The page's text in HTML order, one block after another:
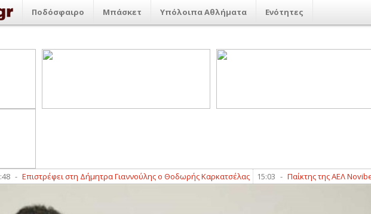
Ποδόσφαιρο Μπάσκετ Υπόλοιπα Αθλήματα Ενότητες
Επιστρέφει στη Δήμητρα Γιαννούλης ο Θοδωρής Καρκατσέλας 15:03 - Παίκτης της ΑΕΛ Novibet ο